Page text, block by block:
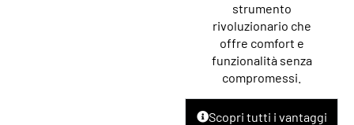
strumento
rivoluzionario che
offre comfort e
funzionalità senza
compromessi.
Scopri tutti i vantaggi